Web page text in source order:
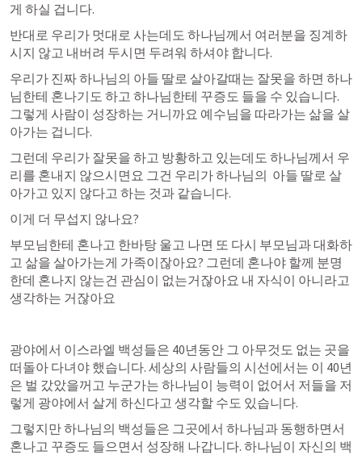
게 하실 겁니다.
반대로 우리가 멋대로 사는데도 하나님께서 여러분을 징계하
시지 않고 내버려 두시면 두려워 하셔야 합니다.
우리가 진짜 하나님의 아들 딸로 살아갈때는 잘못을 하면 하나
님한테 혼나기도 하고 하나님한테 꾸증도 들을 수 있습니다.
그렇게 사람이 성장하는 거니까요 예수님을 따라가는 삶을 살
아가는 겁니다.
그런데 우리가 잘못을 하고 방황하고 있는데도 하나님께서 우
리를 혼내지 않으시면요 그건 우리가 하나님의  아들 딸로 살
아가고 있지 않다고 하는 것과 같습니다.
이게 더 무섭지 않나요?
부모님한테 혼나고 한바탕 울고 나면 또 다시 부모님과 대화하
고 삶을 살아가는게 가족이잖아요? 그런데 혼나야 할께 분명
한데 혼나지 않는건 관심이 없는거잖아요 내 자식이 아니라고
생각하는 거잖아요
광야에서 이스라엘 백성들은 40년동안 그 아무것도 없는 곳을
떠돌아 다녀야 했습니다. 세상의 사람들의 시선에서는 이 40년
은 벌 갔았을꺼고 누군가는 하나님이 능력이 없어서 저들을 저
렇게 광야에서 살게 하신다고 생각할 수도 있습니다.
그렇지만 하나님의 백성들은 그곳에서 하나님과 동행하면서
혼나고 꾸증도 들으면서 성장해 나갑니다. 하나님이 자신의 백